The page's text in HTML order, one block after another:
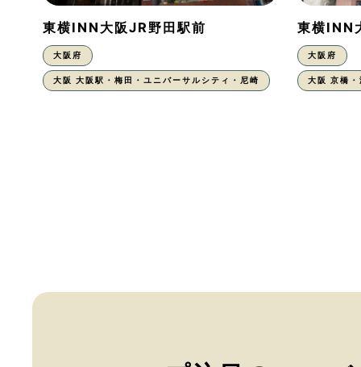
東横INN大阪JR野田駅前
大阪府
大阪 大阪駅・梅田・ユニバーサルシティ・尼崎
東横INN
大阪府
大阪 京橋